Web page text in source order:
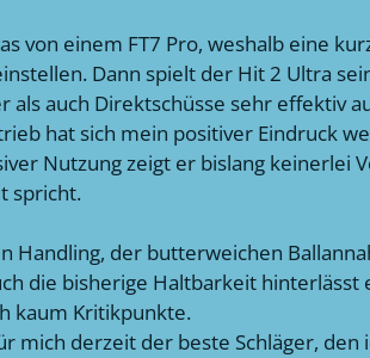
von einem FT7 Pro, weshalb eine
Dann spielt der Hit 2 Ultra
als auch Direktschüsse sehr effektiv
hat sich mein positiver Eindruck
Nutzung zeigt er bislang keinerlei
spricht.
der butterweichen
die bisherige Haltbarkeit
kaum Kritikpunkte.
mich derzeit der beste Schläger, den